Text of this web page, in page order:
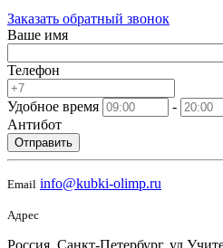
Заказать обратный звонок
Ваше имя
Телефон
Удобное время
-
Антибот
Отправить
Email info@kubki-olimp.ru
Адрес
Россия, Санкт-Петербург, ул